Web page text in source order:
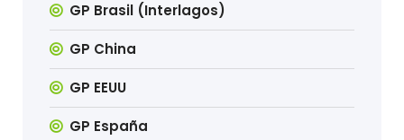
GP Brasil (Interlagos)
GP China
GP EEUU
GP España